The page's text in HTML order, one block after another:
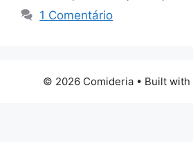
1 Comentário
© 2026 Comideria • Built with